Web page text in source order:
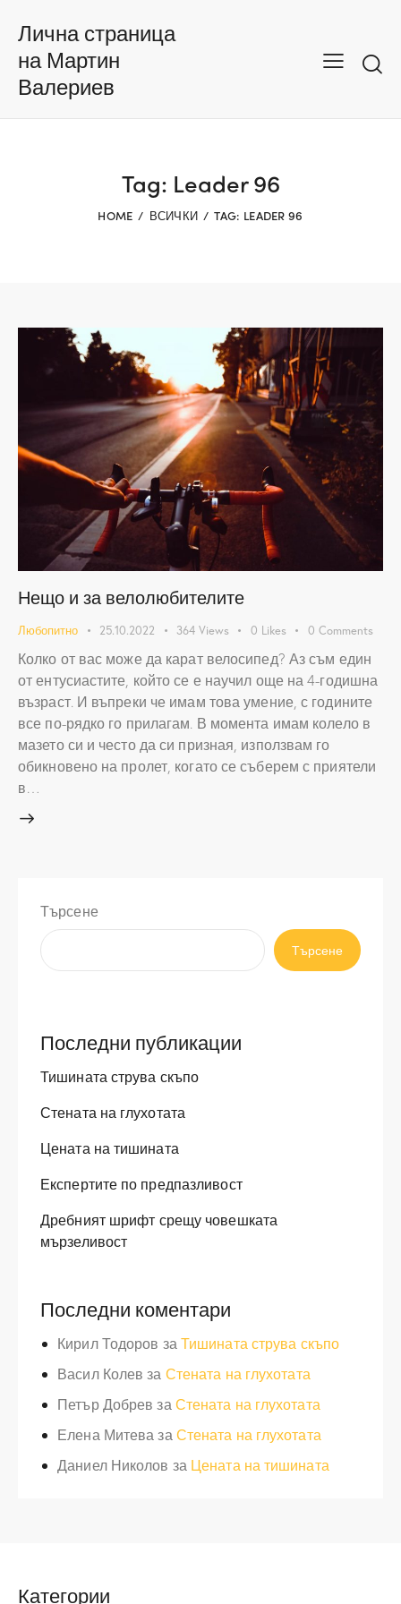
Лична страница
на Мартин
Валериев
Tag: Leader 96
HOME ВСИЧКИ TAG: LEADER 96
Нещо и за велолюбителите
Любопитно 25.10.2022 364 Views 0 Likes 0 Comments
Колко от вас може да карат велосипед? Аз съм един
от ентусиастите, който се е научил още на 4-годишна
възраст. И въпреки че имам това умение, с годините
все по-рядко го прилагам. В момента имам колело в
мазето си и често да си призная, използвам го
обикновено на пролет, когато се съберем с приятели
в…
Търсене
Търсене
Последни публикации
Тишината струва скъпо
Стената на глухотата
Цената на тишината
Експертите по предпазливост
Дребният шрифт срещу човешката
мързеливост
Последни коментари
Кирил Тодоров за Тишината струва скъпо
Васил Колев за Стената на глухотата
Петър Добрев за Стената на глухотата
Елена Митева за Стената на глухотата
Даниел Николов за Цената на тишината
Категории